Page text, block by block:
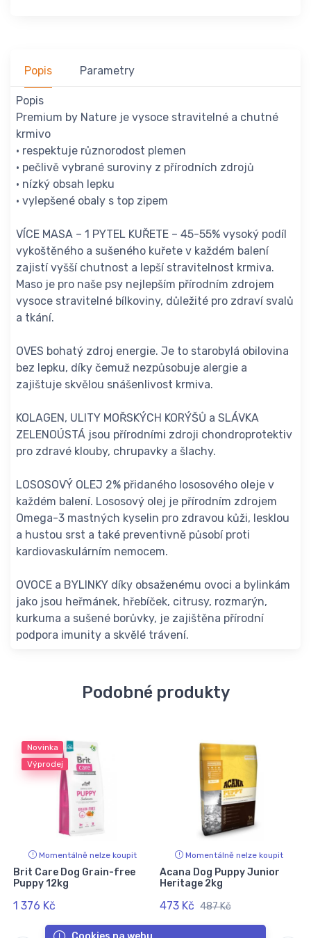
Popis Parametry
Popis
Premium by Nature je vysoce stravitelné a chutné
krmivo
• respektuje různorodost plemen
• pečlivě vybrané suroviny z přírodních zdrojů
• nízký obsah lepku
• vylepšené obaly s top zipem
VÍCE MASA – 1 PYTEL KUŘETE – 45-55% vysoký podíl
vykoštěného a sušeného kuřete v každém balení
zajistí vyšší chutnost a lepší stravitelnost krmiva.
Maso je pro naše psy nejlepším přírodním zdrojem
vysoce stravitelné bílkoviny, důležité pro zdraví svalů
a tkání.
OVES bohatý zdroj energie. Je to starobylá obilovina
bez lepku, díky čemuž nezpůsobuje alergie a
zajištuje skvělou snášenlivost krmiva.
KOLAGEN, ULITY MOŘSKÝCH KORÝŠŮ a SLÁVKA
ZELENOÚSTÁ jsou přírodními zdroji chondroprotektiv
pro zdravé klouby, chrupavky a šlachy.
LOSOSOVÝ OLEJ 2% přidaného lososového oleje v
každém balení. Lososový olej je přírodním zdrojem
Omega-3 mastných kyselin pro zdravou kůži, lesklou
a hustou srst a také preventivně působí proti
kardiovaskulárním nemocem.
OVOCE a BYLINKY díky obsaženému ovoci a bylinkám
jako jsou heřmánek, hřebíček, citrusy, rozmarýn,
kurkuma a sušené borůvky, je zajištěna přírodní
podpora imunity a skvělé trávení.
Podobné produkty
Novinka
Výprodej
Momentálně nelze koupit
Brit Care Dog Grain-free
Puppy 12kg
1 376 Kč
Momentálně nelze koupit
Acana Dog Puppy Junior
Heritage 2kg
473 Kč 487 Kč